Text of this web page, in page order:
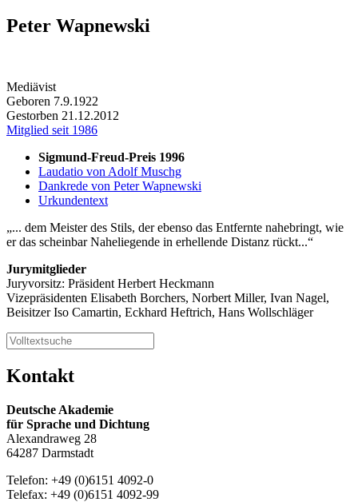
Peter Wapnewski
Mediävist
Geboren 7.9.1922
Gestorben 21.12.2012
Mitglied seit 1986
Sigmund-Freud-Preis 1996
Laudatio von Adolf Muschg
Dankrede von Peter Wapnewski
Urkundentext
... dem Meister des Stils, der ebenso das Entfernte nahebringt, wie
er das scheinbar Naheliegende in erhellende Distanz rückt...
Jurymitglieder
Juryvorsitz: Präsident Herbert Heckmann
Vizepräsidenten Elisabeth Borchers, Norbert Miller, Ivan Nagel,
Beisitzer Iso Camartin, Eckhard Heftrich, Hans Wollschläger
Kontakt
Deutsche Akademie
für Sprache und Dichtung
Alexandraweg 28
64287 Darmstadt
Telefon: +49 (0)6151 4092-0
Telefax: +49 (0)6151 4092-99